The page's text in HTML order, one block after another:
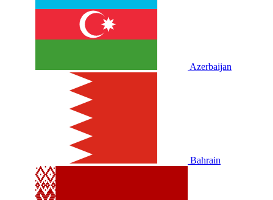
Azerbaijan
Bahrain